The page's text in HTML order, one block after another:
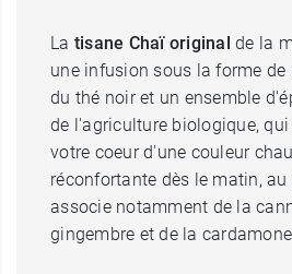
La tisane Chaï original de la
une infusion sous la forme
du thé noir et un ensemble
de l'agriculture biologique,
votre coeur d'une couleur
réconfortante dès le matin, au
associe notamment de la
gingembre et de la